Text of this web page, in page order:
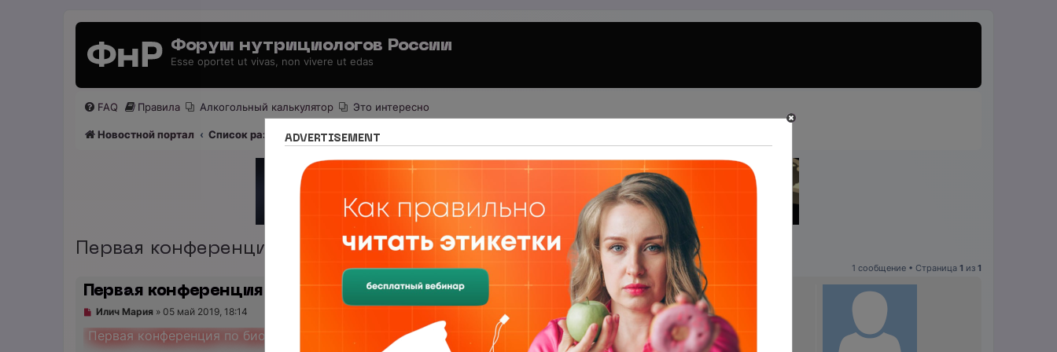
Форум нутрициологов России
Esse oportet ut vivas, non vivere ut edas
FAQ Правила Алкогольный калькулятор Это интересно
Новостной портал Список разделов Нутрициология по регионам
Первая конференция в россии по биохакингу и smart медицине
1 сообщение • Страница 1 из 1
Первая конференция в россии по биохакингу и smart медицине
Н
п
р
Илич Мария» 05 май 2019, 18:14
Первая конференция по биохакингу в России!
ADVERTISEMENT